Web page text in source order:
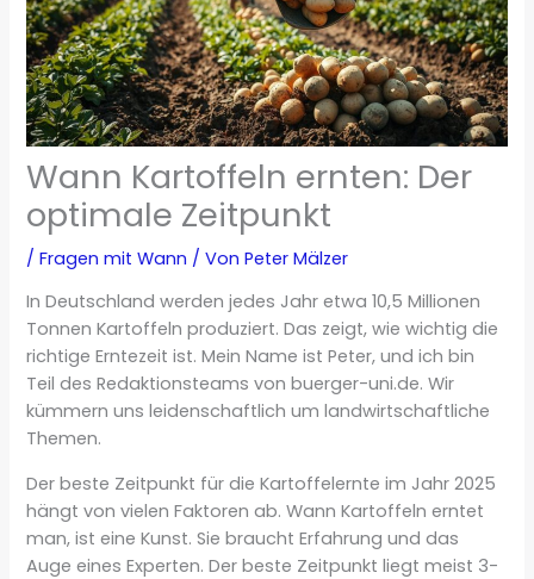
Wann Kartoffeln ernten: Der
optimale Zeitpunkt
/Fragen mit Wann / VonPeter Mälzer
In Deutschland werden jedes Jahr etwa 10,5 Millionen
Tonnen Kartoffeln produziert. Das zeigt, wie wichtig die
richtige Erntezeit ist. Mein Name ist Peter, und ich bin
Teil des Redaktionsteams von buerger-uni.de. Wir
kümmern uns leidenschaftlich um landwirtschaftliche
Themen.
Der beste Zeitpunkt für die Kartoffelernte im Jahr 2025
hängt von vielen Faktoren ab. Wann Kartoffeln erntet
man, ist eine Kunst. Sie braucht Erfahrung und das
Auge eines Experten. Der beste Zeitpunkt liegt meist 3-